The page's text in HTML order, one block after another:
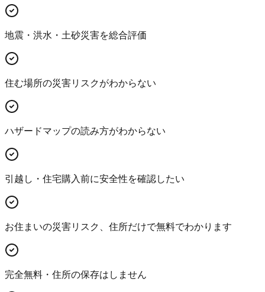
地震・洪水・土砂災害を総合評価
住む場所の災害リスクがわからない
ハザードマップの読み方がわからない
引越し・住宅購入前に安全性を確認したい
お住まいの災害リスク、住所だけで無料でわかります
完全無料・住所の保存はしません